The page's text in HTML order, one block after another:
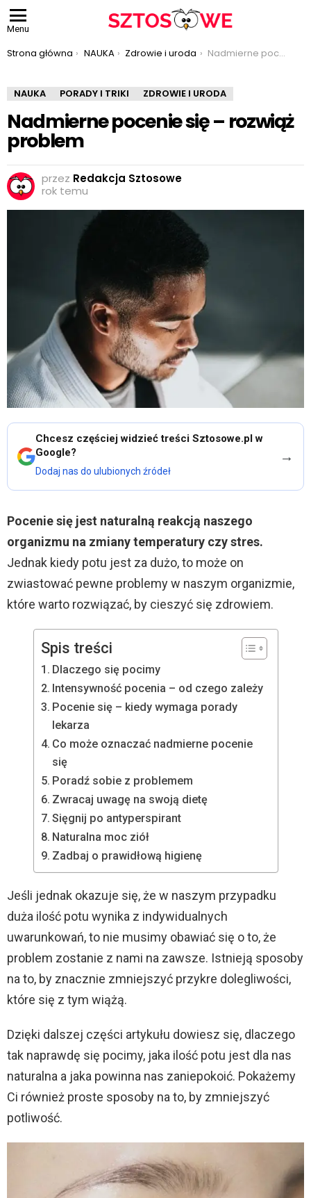
Menu
Jesteś tutaj:
Strona główna NAUKA Zdrowie i uroda Nadmierne pocenie się – rozwiąż problem
NAUKA PORADY I TRIKI ZDROWIE I URODA
Nadmierne pocenie się – rozwiąż
problem
przez Redakcja Sztosowe
rok temu
Chcesz częściej widzieć treści Sztosowe.pl w
Google?
Dodaj nas do ulubionych źródeł
→
Pocenie się jest naturalną reakcją naszego
organizmu na zmiany temperatury czy stres.
Jednak kiedy potu jest za dużo, to może on
zwiastować pewne problemy w naszym organizmie,
które warto rozwiązać, by cieszyć się zdrowiem.
Spis treści
Dlaczego się pocimy
Intensywność pocenia – od czego zależy
Pocenie się – kiedy wymaga porady
lekarza
Co może oznaczać nadmierne pocenie
się
Poradź sobie z problemem
Zwracaj uwagę na swoją dietę
Sięgnij po antyperspirant
Naturalna moc ziół
Zadbaj o prawidłową higienę
Jeśli jednak okazuje się, że w naszym przypadku
duża ilość potu wynika z indywidualnych
uwarunkowań, to nie musimy obawiać się o to, że
problem zostanie z nami na zawsze. Istnieją sposoby
na to, by znacznie zmniejszyć przykre dolegliwości,
które się z tym wiążą.
Dzięki dalszej części artykułu dowiesz się, dlaczego
tak naprawdę się pocimy, jaka ilość potu jest dla nas
naturalna a jaka powinna nas zaniepokoić. Pokażemy
Ci również proste sposoby na to, by zmniejszyć
potliwość.